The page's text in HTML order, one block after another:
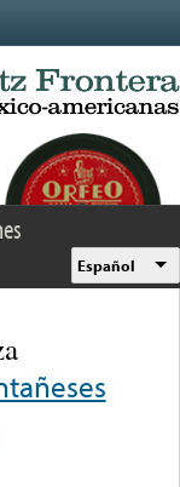
Español